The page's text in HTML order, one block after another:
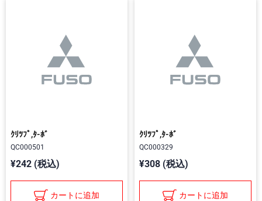
ｸﾘﾂﾌﾟ,ﾀ-ﾎﾞ
QC000501
¥242 (税込)
カートに追加
ｸﾘﾂﾌﾟ,ﾀ-ﾎﾞ
QC000329
¥308 (税込)
カートに追加